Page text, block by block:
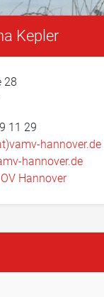
Kepler
28
11 29
hannover.de
hannover.de
Hannover